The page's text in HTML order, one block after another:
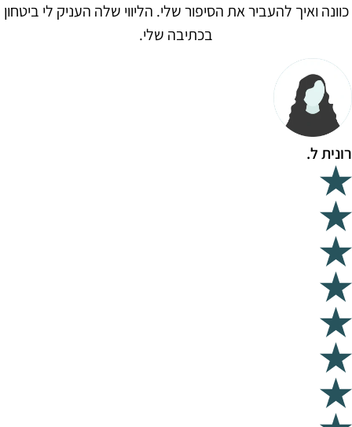
כוונה ואיך להעביר את הסיפור שלי. הליווי שלה העניק לי ביטחון
בכתיבה שלי.
רונית ל.